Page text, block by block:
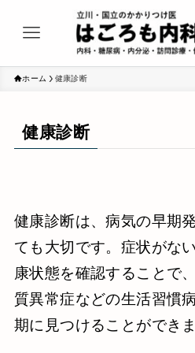
ホーム 健康診断
健康診断
健康診断は、病気の早期
ても大切です。症状がな
康状態を確認することで
質異常症などの生活習慣
期に見つけることができま